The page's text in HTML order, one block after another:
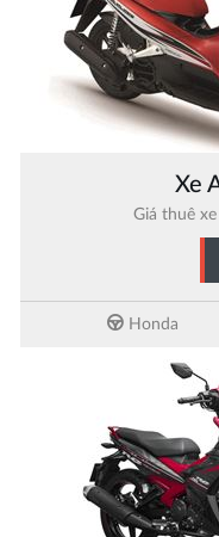
Xe
Giá thuê
Honda